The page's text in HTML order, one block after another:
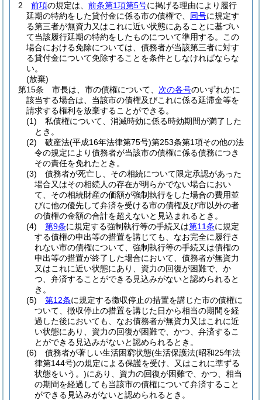
2
前項の規定は、 前条第1項第5号に掲げる理由により履行
延期の特約をした貸付金に係る市の債権で、 同号に規定す
る第三者が無資力又はこれに近い状態にあることに基づい
て当該履行延期の特約をしたものについて準用する。
この
場合における免除については、債務者が当該第三者に対す
る貸付金について免除することを条件としなければならな
い。
(放棄)
第15条
市長は、市の債権について、 次の各号のいずれかに
該当する場合は、当該市の債権及びこれに係る延滞金等を
請求する権利を放棄することができる。
(1)
私債権について、消滅時効に係る時効期間が満了した
とき。
(2)
破産法(平成16年法律第75号)第253条第1項その他の法
令の規定により債務者が当該市の債権に係る債務につき
その責任を免れたとき。
(3)
債務者が死亡し、その相続について限定承認があった
場合又はその相続人の存在が明らかでない場合におい
て、その相続財産の価額が強制執行をした場合の費用並
びに他の優先して弁済を受ける市の債権及び市以外の者
の債権の金額の合計を超えないと見込まれるとき。
(4)
第9条に規定する強制執行等の手続又は第11条に規定
する債権の申出等の措置を講じても、なお完全に履行さ
れない市の債権について、強制執行等の手続又は債権の
申出等の措置が終了した場合において、債務者が無資力
又はこれに近い状態にあり、資力の回復が困難で、か
つ、弁済することができる見込みがないと認められると
き。
(5)
第12条に規定する徴収停止の措置を講じた市の債権に
ついて、徴収停止の措置を講じた日から相当の期間を経
過した後においても、なお債務者が無資力又はこれに近
い状態にあり、資力の回復が困難で、かつ、弁済するこ
とができる見込みがないと認められるとき。
(6)
債務者が著しい生活困窮状態(生活保護法(昭和25年法
律第144号)の規定による保護を受け、又はこれに準ずる
状態をいう。)にあり、資力の回復が困難で、かつ、相当
の期間を経過しても当該市の債権について弁済すること
ができる見込みがないと認められるとき。